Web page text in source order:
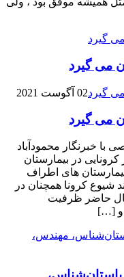
می گیرد
02 آگوست 2021
می گیرد
خبرنگار محمودآباد
حال حاضر 50 بیمار کرونایی در بیمارستان
71 نفر نیز در بیمارستان های اطراف
شیوع کرونا همچنان در
حاضر ظرفیت
و […]